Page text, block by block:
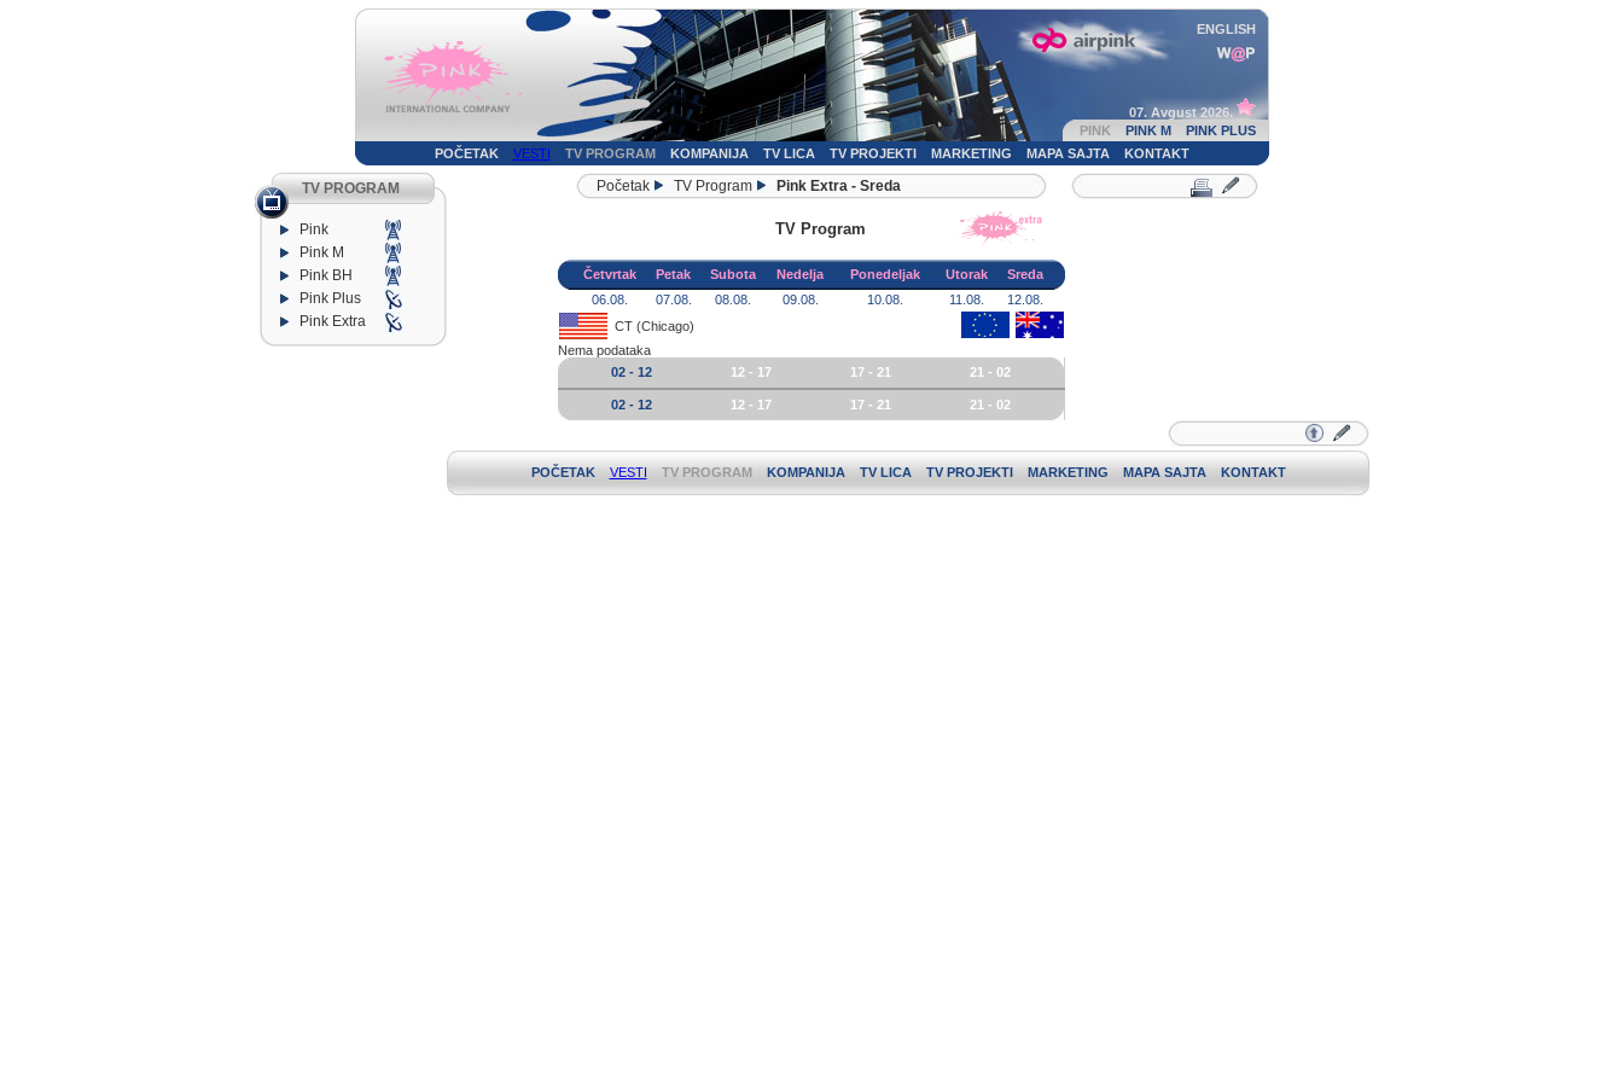
ENGLISH
07. Avgust 2026.
PINK
PINK M
PINK PLUS
POČETAK
VESTI TV PROGRAM KOMPANIJA TV LICA TV PROJEKTI MARKETING MAPA SAJTA KONTAKT
TV PROGRAM
Pink
Pink M
Pink BH
Pink Plus
Pink Extra
Početak TV Program Pink Extra - Sreda
TV Program
Četvrtak Petak Subota Nedelja Ponedeljak Utorak
Sreda
06.08.
07.08. 08.08. 09.08. 10.08. 11.08.
12.08.
CT (Chicago)
Nema podataka
02 - 12
12 - 17 17 - 21 21 - 02
02 - 12 12 - 17 17 - 21 21 - 02
POČETAK VESTI TV PROGRAM KOMPANIJA TV LICA TV PROJEKTI MARKETING MAPA SAJTA KONTAKT